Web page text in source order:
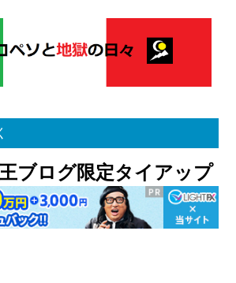
ブログ限定タイアップ